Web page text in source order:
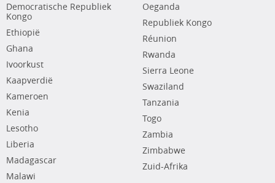
Democratische Republiek
Kongo
Ethiopië
Ghana
Ivoorkust
Kaapverdië
Kameroen
Kenia
Lesotho
Liberia
Madagascar
Malawi
Oeganda
Republiek Kongo
Réunion
Rwanda
Sierra Leone
Swaziland
Tanzania
Togo
Zambia
Zimbabwe
Zuid-Afrika